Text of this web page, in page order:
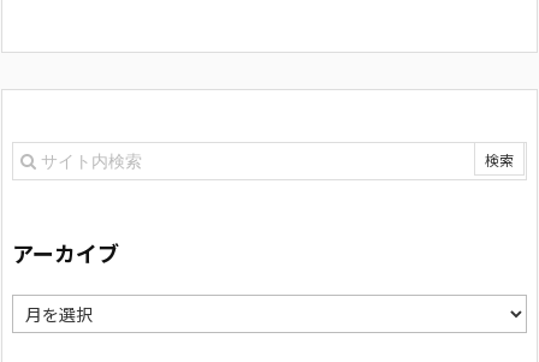
アーカイブ
ア